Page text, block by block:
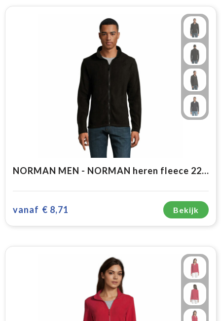
NORMAN MEN - NORMAN heren fleece 220g
vanaf € 8,71 Bekijk